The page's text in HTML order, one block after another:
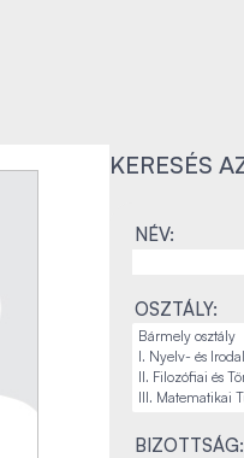
KERESÉS
NÉV:
OSZTÁLY:
BIZOTTSÁG: